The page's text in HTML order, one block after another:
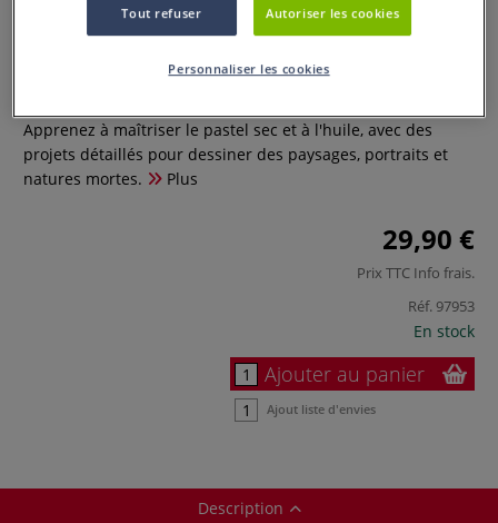
Le pastel, dessiner mode d'emploi
Apprenez à maîtriser le pastel sec et à l'huile, avec des
projets détaillés pour dessiner des paysages, portraits et
natures mortes.
Plus
29,90 €
Prix TTC Info frais.
Réf. 97953
En stock
Ajouter au panier
Ajout liste d'envies
Description
Tout refuser Autoriser les cookies
Personnaliser les cookies